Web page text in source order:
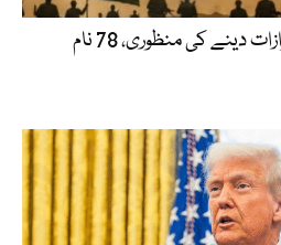
شہدا اور غازیوں کو سول اعزازات دینے کی منظوری، 78 نام